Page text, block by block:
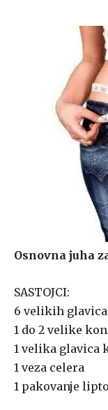
Osnovna juha
SASTOJCI:
6 velikih
1 do 2 velike
1 velika glavica
1 veza celera
1 pakovanje